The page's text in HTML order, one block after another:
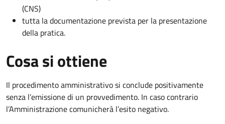
(CNS)
tutta la documentazione prevista per la presentazione
della pratica.
Cosa si ottiene
Il procedimento amministrativo si conclude positivamente
senza l’emissione di un provvedimento. In caso contrario
l’Amministrazione comunicherà l’esito negativo.